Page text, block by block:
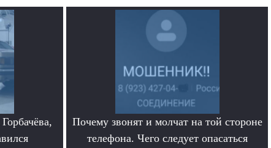
Почему звонят и молчат на той стороне
телефона. Чего следует опасаться